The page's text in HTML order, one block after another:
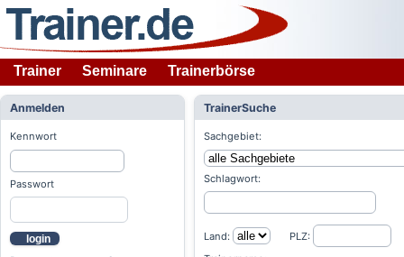
Trainer Seminare Trainerbörse
Anmelden
Kennwort
Passwort
login
TrainerSuche
Sachgebiet:
Schlagwort:
Land:
PLZ: